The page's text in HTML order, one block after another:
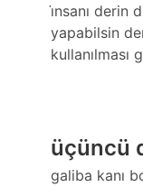
i̇nsanı derin
yapabilsin
kullanılması
üçüncü
galiba kanı